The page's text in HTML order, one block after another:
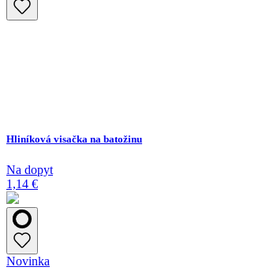
Hliníková visačka na batožinu
Na dopyt
1,14 €
Novinka